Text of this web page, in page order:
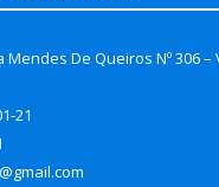
Mendes De Queiros Nº 306 –
21